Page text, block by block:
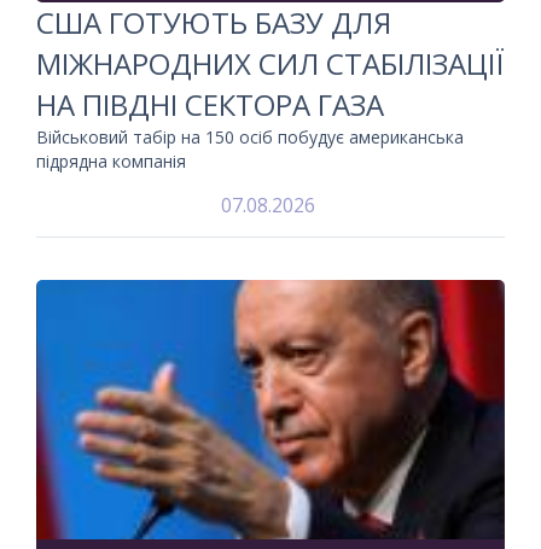
США ГОТУЮТЬ БАЗУ ДЛЯ
МІЖНАРОДНИХ СИЛ СТАБІЛІЗАЦІЇ
НА ПІВДНІ СЕКТОРА ГАЗА
Військовий табір на 150 осіб побудує американська
підрядна компанія
07.08.2026